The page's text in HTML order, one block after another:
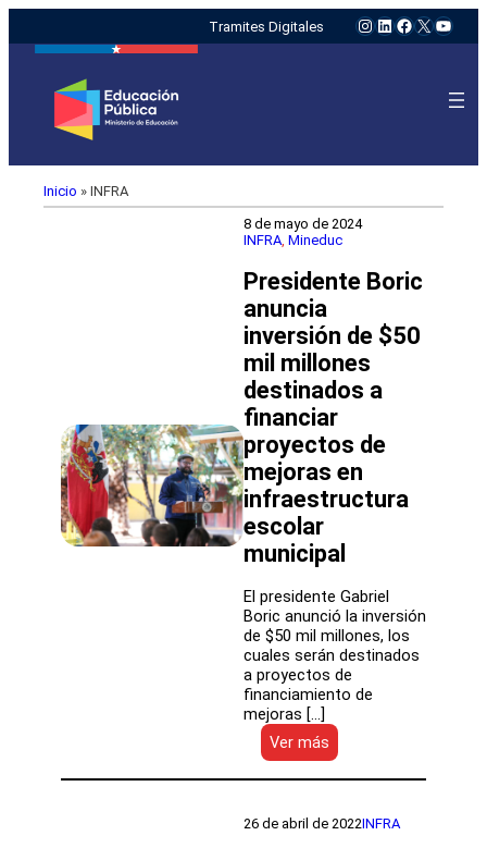
Tramites Digitales Instagram
LinkedIn
Facebook
X
Inicio » INFRA
8 de mayo de 2024
INFRA Mineduc
Presidente Boric
anuncia
inversión de $50
mil millones
destinados a
financiar
proyectos de
mejoras en
infraestructura
escolar
municipal
El presidente Gabriel
Boric anunció la inversión
de $50 mil millones, los
cuales serán destinados
a proyectos de
financiamiento de
mejoras […]
Ver más
Presidente
Boric
inversión
26 de abril de 2022INFRA